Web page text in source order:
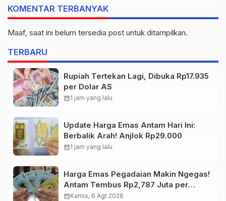
KOMENTAR TERBANYAK
Maaf, saat ini belum tersedia post untuk ditampilkan.
TERBARU
Rupiah Tertekan Lagi, Dibuka Rp17.935
per Dolar AS
calendar_month1 jam yang lalu
Update Harga Emas Antam Hari Ini:
Berbalik Arah! Anjlok Rp29.000
calendar_month1 jam yang lalu
Harga Emas Pegadaian Makin Ngegas!
Antam Tembus Rp2,787 Juta per
Gram
calendar_monthKamis, 6 Agt 2026